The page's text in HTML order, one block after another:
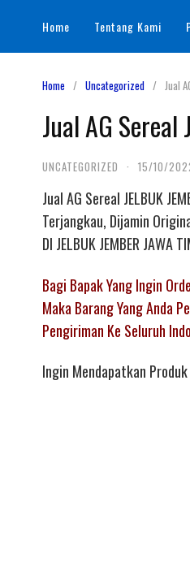
content
Home Tentang Kami
Home Uncategorized Jual
Jual AG Sereal
UNCATEGORIZED · 15/10/
Jual AG Sereal JELBUK
Terjangkau, Dijamin
DI JELBUK JEMBER JAWA
Bagi Bapak Yang Ingin
Maka Barang Yang Anda
Pengiriman Ke Seluruh
Ingin Mendapatkan